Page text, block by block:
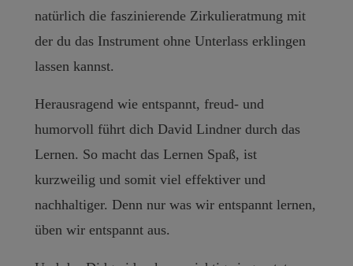
natürlich die faszinierende Zirkulieratmung mit
der du das Instrument ohne Unterlass erklingen
lassen kannst.
Herausragend wie entspannt, freud- und
humorvoll führt dich David Lindner durch das
Lernen. So macht das Lernen Spaß, ist
kurzweilig und somit viel effektiver und
nachhaltiger. Denn nur was wir entspannt lernen,
üben wir entspannt aus.